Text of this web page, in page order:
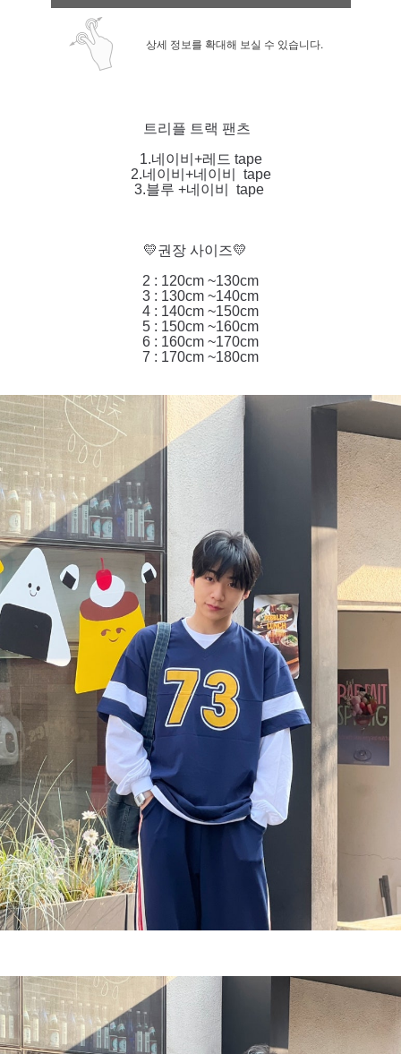
상세 정보를 확대해 보실 수 있습니다.
트리플 트랙 팬츠
1.네이비+레드 tape
2.네이비+네이비 tape
3.블루 +네이비 tape
💛권장 사이즈💛
2 : 120cm ~130cm
3 : 130cm ~140cm
4 : 140cm ~150cm
5 : 150cm ~160cm
6 : 160cm ~170cm
7 : 170cm ~180cm